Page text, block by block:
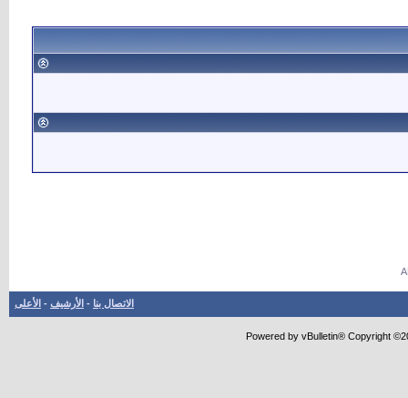
الاتصال بنا - الأرشيف - الأعلى
Powered by vBulletin® Copyright